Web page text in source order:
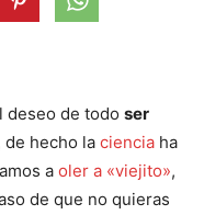
deseo de todo ser
hecho la ciencia ha
a oler a «viejito»,
de que no quieras